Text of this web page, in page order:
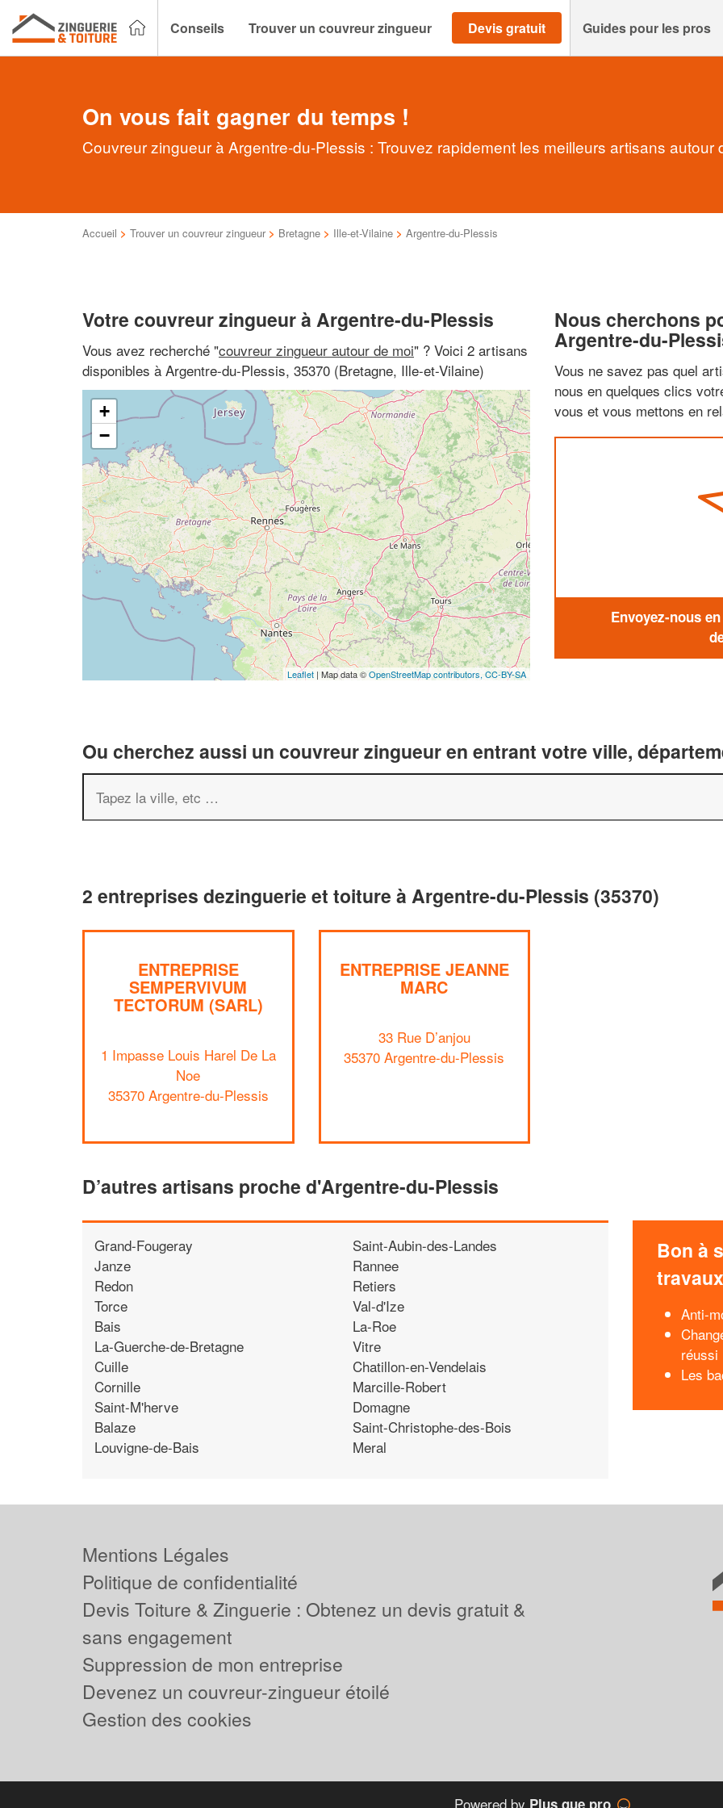
Conseils Trouver un couvreur zingueur Devis gratuit Guides pour les pros
On vous fait gagner du temps !
Couvreur zingueur à Argentre-du-Plessis : Trouvez rapidement les meilleurs artisans autour
Accueil > Trouver un couvreur zingueur > Bretagne > Ille-et-Vilaine > Argentre-du-Plessis
Votre couvreur zingueur à Argentre-du-Plessis
Vous avez recherché "couvreur zingueur autour de moi" ? Voici 2 artisans
disponibles à Argentre-du-Plessis, 35370 (Bretagne, Ille-et-Vilaine)
+
−
Leaflet | Map data ©OpenStreetMap contributors, CC-BY-SA
Nous cherchons
Argentre-du-
Vous ne savez pas quel
nous en quelques clics
vous et vous mettons en
Envoyez-nous
Ou cherchez aussi un couvreur zingueur en entrant votre ville,
2 entreprises dezinguerie et toiture à Argentre-du-Plessis (35370)
ENTREPRISE
SEMPERVIVUM
TECTORUM (SARL)
1 Impasse Louis Harel De La
Noe
35370 Argentre-du-Plessis
ENTREPRISE JEANNE
MARC
33 Rue D’anjou
35370 Argentre-du-Plessis
D’autres artisans proche d'Argentre-du-Plessis
Grand-Fougeray
Janze
Redon
Torce
Bais
La-Guerche-de-Bretagne
Cuille
Cornille
Saint-M'herve
Balaze
Louvigne-de-Bais
Saint-Aubin-des-Landes
Rannee
Retiers
Val-d'Ize
La-Roe
Vitre
Chatillon-en-Vendelais
Marcille-Robert
Domagne
Saint-Christophe-des-Bois
Meral
Bon à
travaux
Anti-
réussi
Les
Mentions Légales
Politique de confidentialité
Devis Toiture & Zinguerie : Obtenez un devis gratuit &
sans engagement
Suppression de mon entreprise
Devenez un couvreur-zingueur étoilé
Gestion des cookies
Powered by Plus que pro